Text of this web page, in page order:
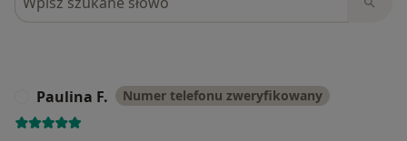
Paulina F. Numer telefonu zweryfikowany